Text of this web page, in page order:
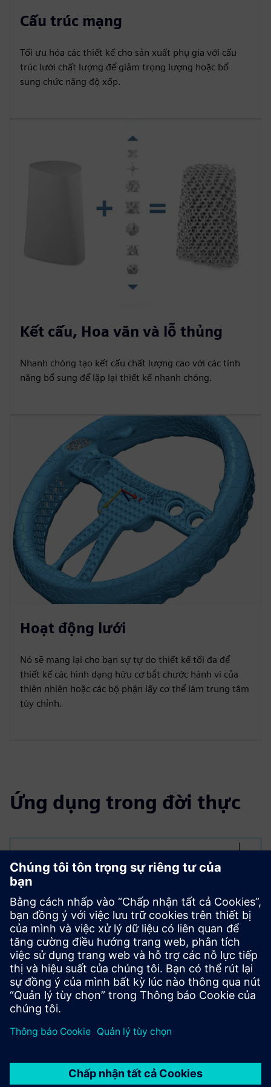
Cấu trúc mạng
Tối ưu hóa các thiết kế cho sản xuất phụ gia với cấu
trúc lưới chất lượng để giảm trọng lượng hoặc bổ
sung chức năng độ xốp.
Kết cấu, Hoa văn và lỗ thủng
Nhanh chóng tạo kết cấu chất lượng cao với các tính
năng bổ sung để lặp lại thiết kế nhanh chóng.
Hoạt động lưới
Nó sẽ mang lại cho bạn sự tự do thiết kế tối đa để
thiết kế các hình dạng hữu cơ bắt chước hành vi của
thiên nhiên hoặc các bộ phận lấy cơ thể làm trung tâm
tùy chỉnh.
Ứng dụng trong đời thực
Select...
Tối ưu hóa khung nhện
3-matic đã nâng cao giá đỡ được tối ưu hóa Simcenter
OptiStruct với cấu trúc lưới, làm mịn các giao diện hình
học, cố định các vùng rắn và áp dụng công nghệ xử lý xây
dựng - đưa thiết kế từ đầu ra tối ưu hóa cấu trúc liên kết
đến sản phẩm cuối sản xuất phụ gia nhẹ, sẵn sàng in.